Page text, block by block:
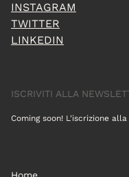
INSTAGRAM
TWITTER
LINKEDIN
ISCRIVITI ALLA
Coming soon! L'iscrizione